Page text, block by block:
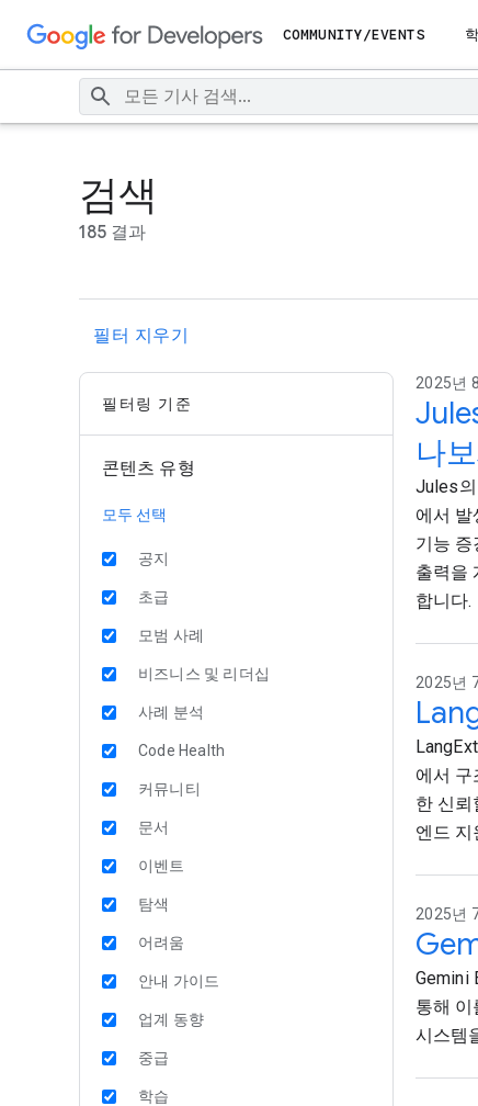
COMMUNITY/EVENTS
검색
185 결과
필터 지우기
필터링 기준
콘텐츠 유형
모두 선택
공지
초급
모범 사례
비즈니스 및 리더십
사례 분석
Code Health
커뮤니티
문서
이벤트
탐색
어려움
안내 가이드
업계 동향
중급
학습
2025년
나
Jules
에서
기능
출력을
합니다.
2025년
에서
한 신뢰
엔드 지
2025년
Gemini
통해
시스템